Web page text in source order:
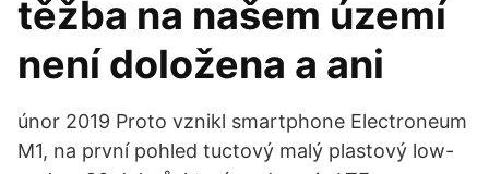
těžba na našem území
není doložena a ani
únor 2019 Proto vznikl smartphone Electroneum
M1, na první pohled tuctový malý plastový low-